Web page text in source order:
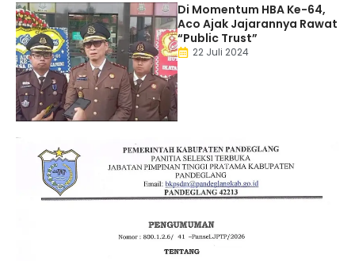
Di Momentum HBA Ke-64,
Aco Ajak Jajarannya Rawat
“Public Trust”
22 Juli 2024